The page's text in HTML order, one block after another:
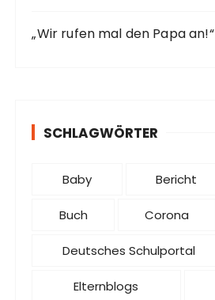
„Wir rufen mal den Papa an!“
SCHLAGWÖRTER
Baby Bericht
Buch Corona
Deutsches Schulportal
Elternblogs